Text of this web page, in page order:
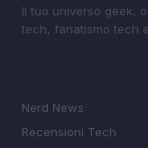
Il tuo universo geek,
tech, fanatismo tech
Nerd News
Recensioni Tech